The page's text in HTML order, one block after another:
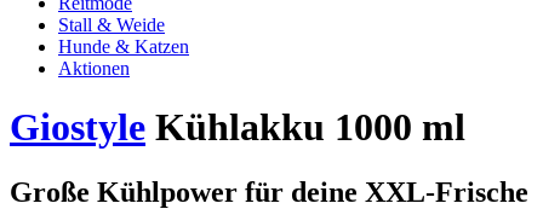
Stall & Weide
Hunde & Katzen
Aktionen
Giostyle Kühlakku 1000 ml
Große Kühlpower für deine XXL-Frische